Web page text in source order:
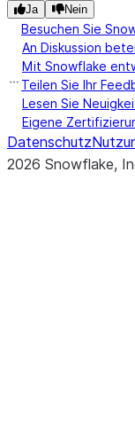
Ja Nein
Besuchen Sie
An Diskussion
Mit Snowflake
Teilen Sie Ihr
Lesen Sie
Eigene
Datenschutz
2026 Snowflake,